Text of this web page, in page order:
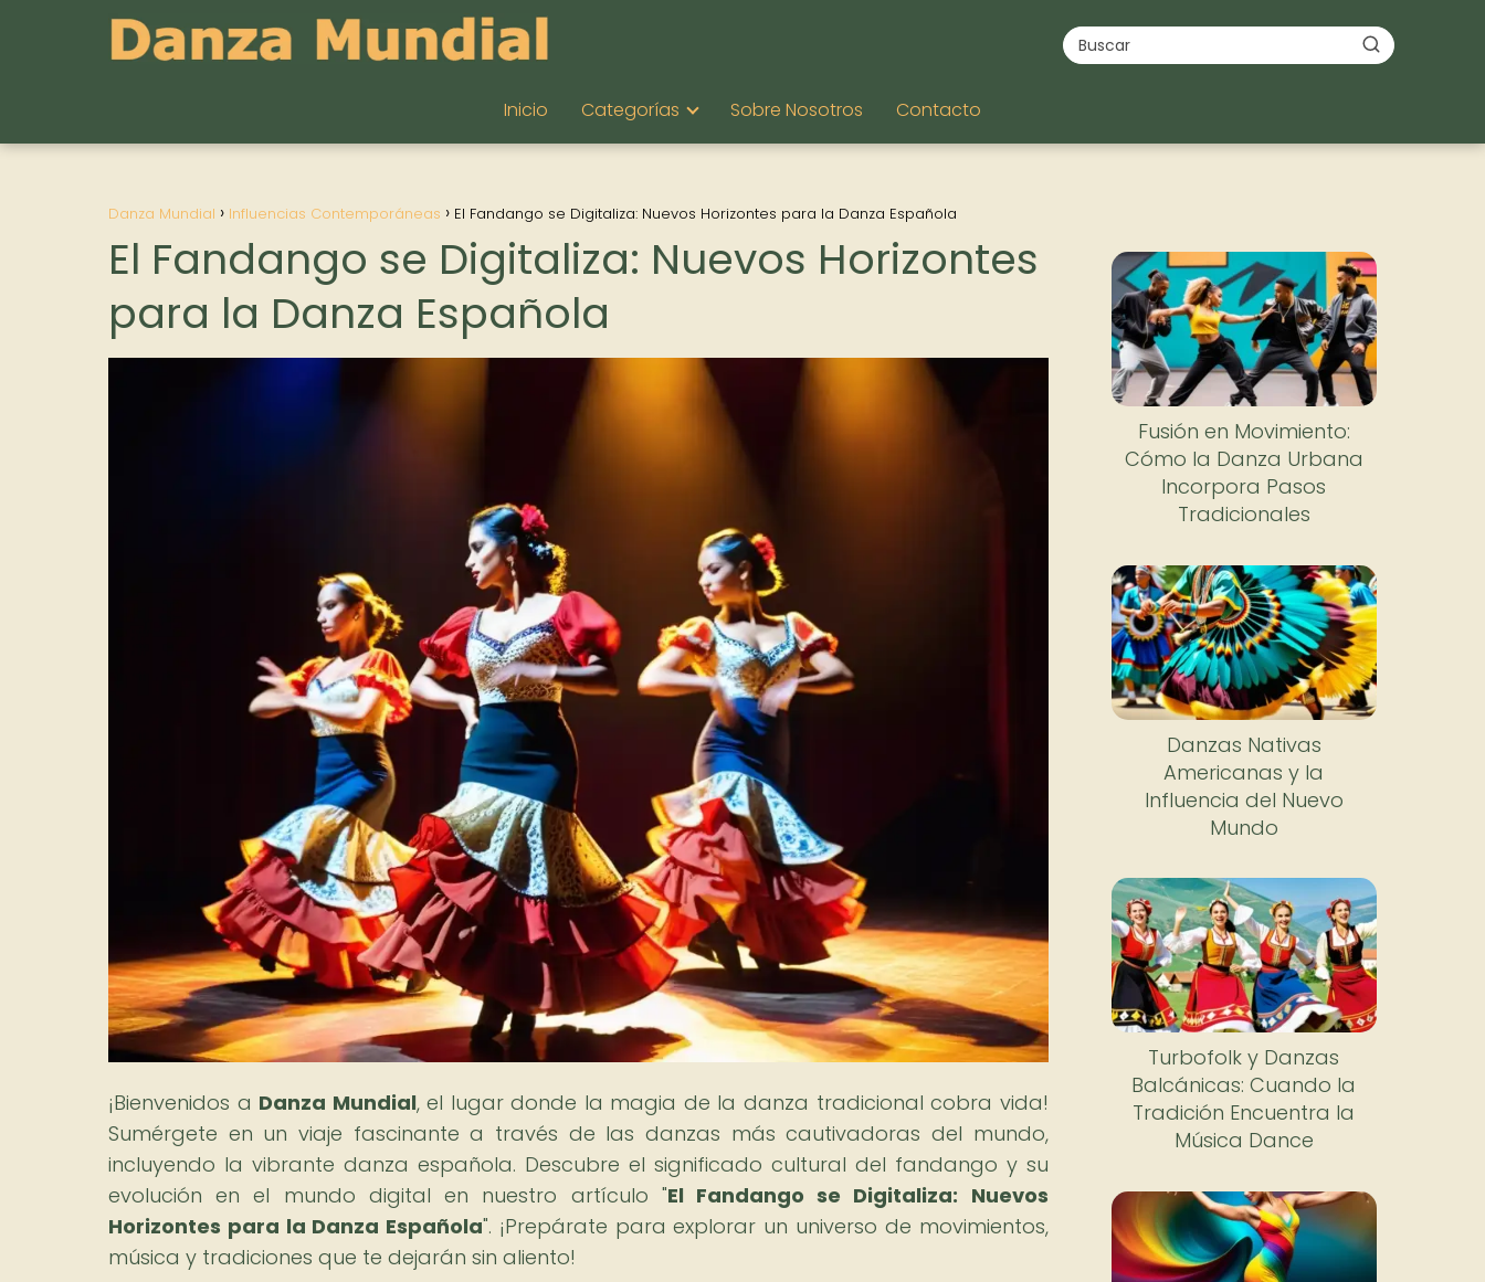
Inicio Categorías Sobre Nosotros Contacto
Danza Mundial Influencias Contemporáneas El Fandango se Digitaliza: Nuevos Horizontes para la Danza Española
El Fandango se Digitaliza: Nuevos Horizontes
para la Danza Española
¡Bienvenidos a Danza Mundial, el lugar donde la magia de la danza tradicional cobra vida!
Sumérgete en un viaje fascinante a través de las danzas más cautivadoras del mundo,
incluyendo la vibrante danza española. Descubre el significado cultural del fandango y su
evolución en el mundo digital en nuestro artículo "El Fandango se Digitaliza: Nuevos
Horizontes para la Danza Española". ¡Prepárate para explorar un universo de movimientos,
música y tradiciones que te dejarán sin aliento!
Fusión en Movimiento:
Cómo la Danza Urbana
Incorpora Pasos
Tradicionales
Danzas Nativas
Americanas y la
Influencia del Nuevo
Mundo
Turbofolk y Danzas
Balcánicas: Cuando la
Tradición Encuentra la
Música Dance